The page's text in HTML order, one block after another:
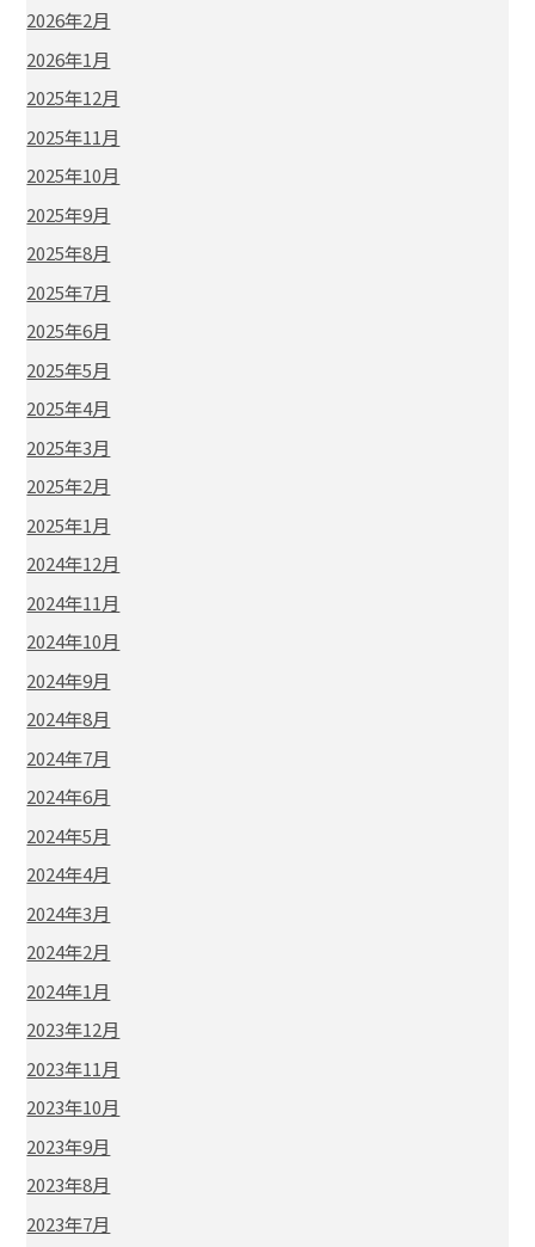
2026年2月
2026年1月
2025年12月
2025年11月
2025年10月
2025年9月
2025年8月
2025年7月
2025年6月
2025年5月
2025年4月
2025年3月
2025年2月
2025年1月
2024年12月
2024年11月
2024年10月
2024年9月
2024年8月
2024年7月
2024年6月
2024年5月
2024年4月
2024年3月
2024年2月
2024年1月
2023年12月
2023年11月
2023年10月
2023年9月
2023年8月
2023年7月